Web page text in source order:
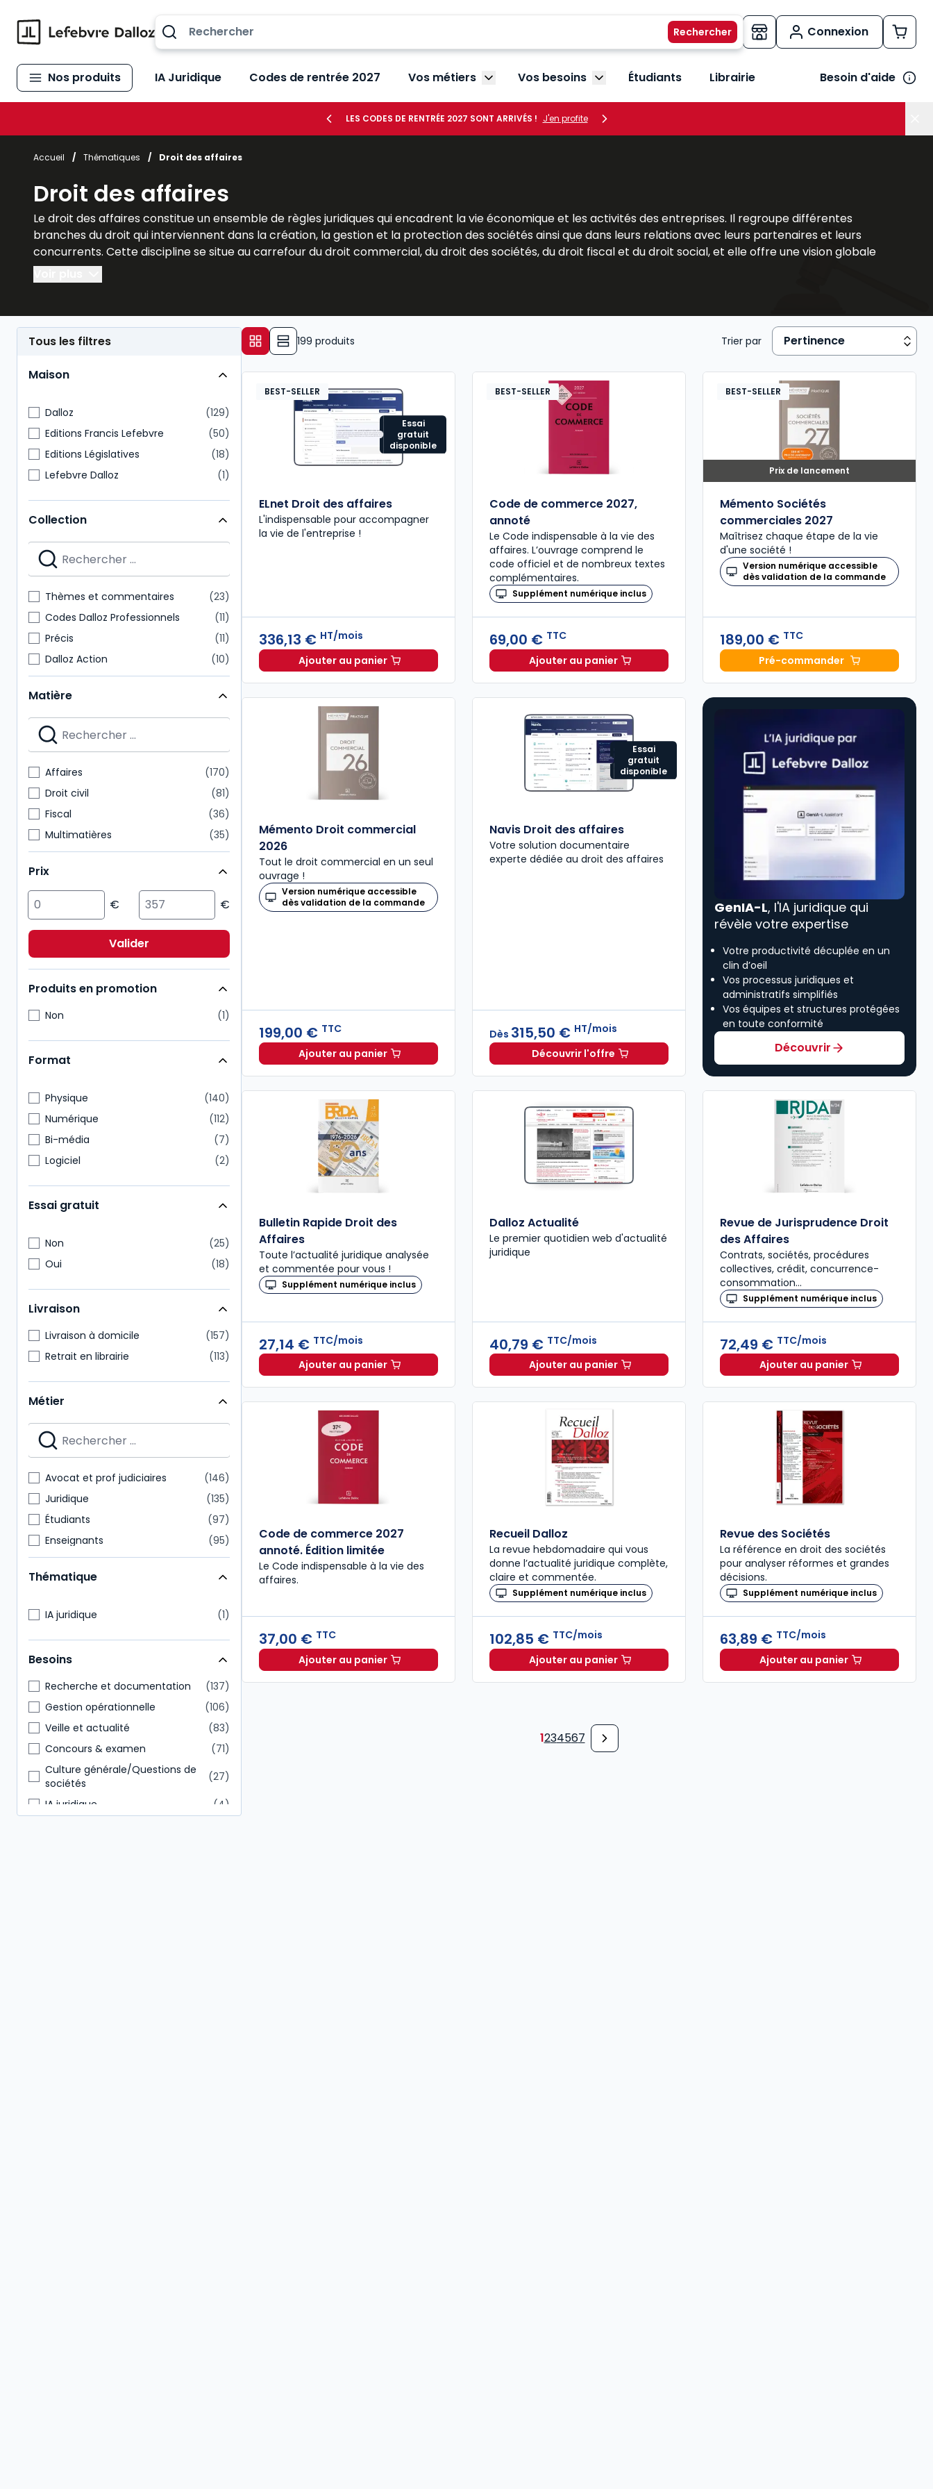
Connexion
Nos produits IA Juridique Codes de rentrée 2027 Vos métiers Afficher le sous-menu Vos métiers
Vos besoins Afficher le sous-menu Vos besoins
Étudiants Librairie Besoin d'aide
LES CODES DE RENTRÉE 2027 SONT ARRIVÉS ! J'en profite
Accueil / Thématiques / Droit des affaires
Droit des affaires
Le droit des affaires constitue un ensemble de règles juridiques qui encadrent la vie économique et les activités des entreprises. Il regroupe différentes
branches du droit qui interviennent dans la création, la gestion et la protection des sociétés ainsi que dans leurs relations avec leurs partenaires et leurs
concurrents. Cette discipline se situe au carrefour du droit commercial, du droit des sociétés, du droit fiscal et du droit social, et elle offre une vision globale
indispensable à la compréhension du monde des affaires. Pour les étudiants, le droit des affaires est une matière structurante qui permet de saisir les
interactions entre différentes spécialités juridiques. Pour les praticiens et les dirigeants, il s’agit d’un outil stratégique garantissant sécurité, efficacité et
droit des affaires et son application pratique.
Tous les filtres
Maison
Dalloz
129
Editions Francis Lefebvre
50
Editions Législatives
18
Lefebvre Dalloz
1
Collection
Thèmes et commentaires
23
Codes Dalloz Professionnels
11
Précis
11
Dalloz Action
10
Mémentos pratiques
10
Cours
6
Dossiers pratiques
6
Dalloz Référence
Matière
Affaires
170
Droit civil
81
Fiscal
36
Multimatières
35
Droit public
27
International
23
20
Social
20
Droit comptable
10
Prix
Valider
Produits en promotion
Non 1
Format
Physique
140
Numérique
112
Bi-média
7
Logiciel
2
Essai gratuit
Non
25
Oui
18
Livraison
Livraison à domicile
157
Retrait en librairie
113
Métier
Avocat et prof judiciaires
146
Juridique
135
Étudiants
97
Enseignants
95
Expert-comptable
77
Direction générale
68
Commissaire aux comptes
65
Administratif et financier
62
Conseiller en gestion patrimoine
24
Thématique
IA juridique 1
Besoins
Recherche et documentation
137
Gestion opérationnelle
106
Veille et actualité
83
Concours & examen
71
Culture générale/Questions de
sociétés
27
IA juridique
4
199 produits Trier par
Essai
gratuit
disponible
BEST-SELLER
ELnet Droit des affaires
L'indispensable pour accompagner
la vie de l'entreprise !
336,13 € HT/mois
Ajouter au panierELnet Droit des affaires à 336,13 € HT/mois
BEST-SELLER
Code de commerce 2027,
annoté
Le Code indispensable à la vie des
affaires. L’ouvrage comprend le
code officiel et de nombreux textes
complémentaires.
Supplément numérique inclus
69,00 € TTC
Ajouter au panierCode de commerce 2027, annoté à 69,00 € TTC
Prix de lancement
BEST-SELLER
Mémento Sociétés
commerciales 2027
Maîtrisez chaque étape de la vie
d'une société !
Version numérique accessible
dès validation de la commande
189,00 € TTC
Pré-commanderMémento Sociétés
Mémento Droit commercial
2026
Tout le droit commercial en un seul
ouvrage !
Version numérique accessible
dès validation de la commande
199,00 € TTC
Ajouter au panierMémento Droit commercial 2026 à 199,00 € TTC
Essai
gratuit
disponible
Navis Droit des affaires
Votre solution documentaire
experte dédiée au droit des affaires
Dès 315,50 € HT/mois
Découvrir l'offreNavis Droit des affaires à partir de
GenIA-L, l'IA juridique qui
révèle votre expertise
Votre productivité décuplée en un
clin d’oeil
Vos processus juridiques et
administratifs simplifiés
Vos équipes et structures protégées
en toute conformité
Découvrir
Bulletin Rapide Droit des
Affaires
Toute l’actualité juridique analysée
et commentée pour vous !
Supplément numérique inclus
27,14 € TTC/mois
Ajouter au panierBulletin Rapide Droit des Affaires à 27,14 € TTC/mois
Dalloz Actualité
Le premier quotidien web d'actualité
juridique
40,79 € TTC/mois
Ajouter au panierDalloz Actualité à 40,79 € TTC/mois
Revue de Jurisprudence Droit
des Affaires
Contrats, sociétés, procédures
collectives, crédit, concurrence-
consommation…
Supplément numérique inclus
72,49 € TTC/mois
Ajouter au panier
Revue de
Code de commerce 2027
annoté. Édition limitée
Le Code indispensable à la vie des
affaires.
37,00 € TTC
Ajouter au panierCode de commerce 2027 annoté. Édition limitée à 37,00 € TTC
Recueil Dalloz
La revue hebdomadaire qui vous
donne l’actualité juridique complète,
claire et commentée.
Supplément numérique inclus
102,85 € TTC/mois
Ajouter au panierRecueil Dalloz à 102,85 € TTC/mois
Revue des Sociétés
La référence en droit des sociétés
pour analyser réformes et grandes
décisions.
Supplément numérique inclus
63,89 € TTC/mois
Ajouter au panierRevue des Sociétés à
1234567